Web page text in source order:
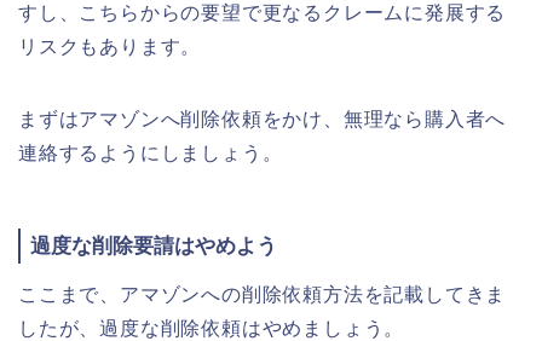
すし、こちらからの要望で更なるクレームに発展する
リスクもあります。
まずはアマゾンへ削除依頼をかけ、無理なら購入者へ
連絡するようにしましょう。
過度な削除要請はやめよう
ここまで、アマゾンへの削除依頼方法を記載してきま
したが、過度な削除依頼はやめましょう。